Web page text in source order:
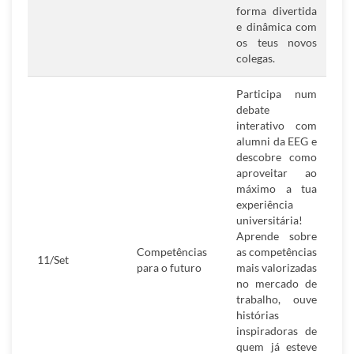
forma divertida
e dinâmica com
os teus novos
colegas.
11/Set
Competências
para o futuro
Participa num
debate
interativo com
alumni da EEG e
descobre como
aproveitar ao
máximo a tua
experiência
universitária!
Aprende sobre
as competências
mais valorizadas
no mercado de
trabalho, ouve
histórias
inspiradoras de
quem já esteve